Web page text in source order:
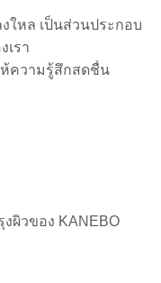
ใหล เป็นส่วนประกอบ
รา
ความรู้สึกสดชื่น
วของ KANEBO